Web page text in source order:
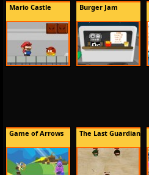
Mario Castle Burger Jam
Game of Arrows The Last Guardian